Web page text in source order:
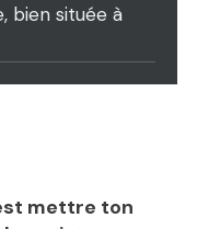
bien située à
mettre ton